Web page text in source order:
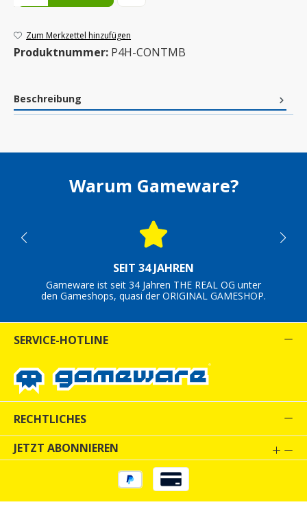
Zum Merkzettel hinzufügen
Produktnummer: P4H-CONTMB
Beschreibung
Warum Gameware?
SEIT 34 JAHREN
Gameware ist seit 34 Jahren THE REAL OG unter
den Gameshops, quasi der ORIGINAL GAMESHOP.
SERVICE-HOTLINE
RECHTLICHES
JETZT ABONNIEREN